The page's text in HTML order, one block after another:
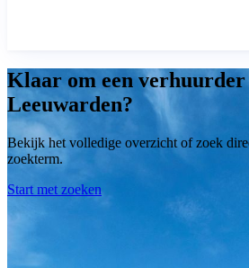
Klaar om een
Leeuwarden?
Bekijk het volledige overzicht of zoek
zoekterm.
Start met zoeken